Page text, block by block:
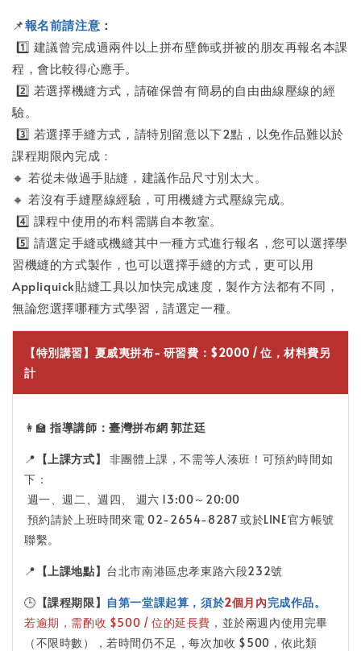
📌報名前請注意 ：
1️⃣ 建議曾完成過兩件以上拼布壁飾或拼被的朋友再報名本課
程，會比較得心應手。
2️⃣ 若選擇機縫方式，請確保曾有簡易的自由曲線壓線的經
驗。
3️⃣ 若選擇手縫方式，請特別留意以下2點，以免作品難以於
課程期限內完成：
🔸 若從未做過手貼縫，建議作品尺寸別太大。
🔸 若沒有手縫壓線經驗，可用機縫方式壓線完成。
4️⃣ 課程中使用的布料需購自本教室。
5️⃣ 請選定手縫或機縫其中一種方式進行報名，您可以選擇學
習機縫的方式製作，也可以選擇手縫的方式，更可以用
Appliquick貼縫工具以加快完成速度，製作方法都有不同，
無論您選擇哪種方式學習，請選定一種。
【特別講習】夏威夷拼布- 研習費：$2000 / 位，材料費另
計
👩‍🏫指導講師：臺灣拼布網 郭芷廷
📍 【上課方式】
非團體上課，不需等人湊班！可預約時間如
下：
週一、週二、週四、 週六 13:00～20:00
預約請於上班時間來電 02-2654-8287 或於LINE官方帳號
聯繫。
📍 【上課地點】 台北市南港區忠孝東路六段232號
🕒 【課程期限】 自第一堂課起算，須於2個月內完成作品。
若逾期，需酌收 $500 / 位的延長費 ，並於兩週內使用完畢
（不限時數），若時間仍不足，每次加收 $500，依此類